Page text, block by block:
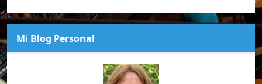
Mi Blog Personal